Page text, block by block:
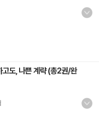
도, 나쁜 계략 (총2권/완